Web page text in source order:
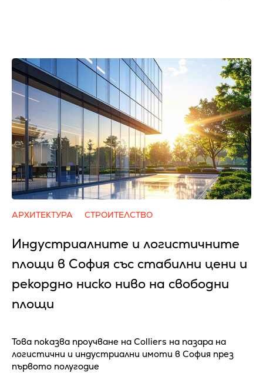
АРХИТЕКТУРА СТРОИТЕЛСТВО
Индустриалните и логистичните
площи в София със стабилни цени и
рекордно ниско ниво на свободни
площи
Това показва проучване на Colliers на пазара на
логистични и индустриални имоти в София през
първото полугодие